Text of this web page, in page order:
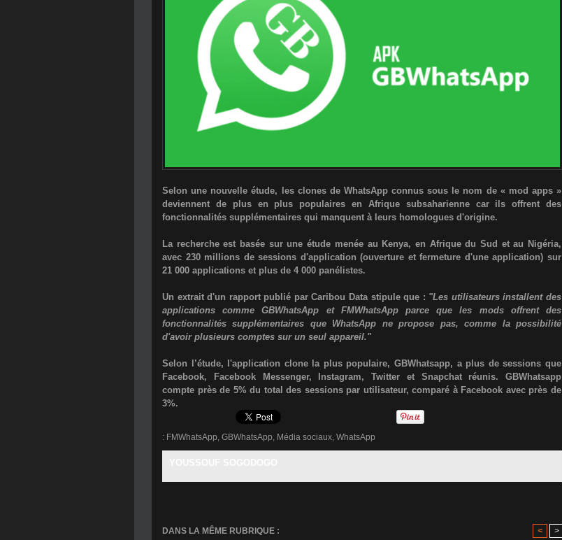
Selon une nouvelle étude, les clones de WhatsApp connus sous le nom de « mod apps»
deviennent de plus en plus populaires en Afrique subsaharienne car ils offrent des
fonctionnalités supplémentaires qui manquent à leurs homologues d'origine.
La recherche est basée sur une étude menée au Kenya, en Afrique du Sud et au Nigéria,
avec 230 millions de sessions d'application (ouverture et fermeture d'une application) sur
21 000 applications et plus de 4 000 panélistes.
Un extrait d'un rapport publié parCaribou Datastipule que : "Les utilisateurs installent des
applications commeGBWhatsApp et FMWhatsAppparce que les mods offrent des
fonctionnalités supplémentaires que WhatsApp ne propose pas, comme la possibilité
d'avoir plusieurs comptes sur un seul appareil."
Selon l’étude, l'application clone la plus populaire, GBWhatsapp, a plus de sessions que
Facebook, Facebook Messenger, Instagram, Twitter et Snapchat réunis. GBWhatsapp
compte près de 5% du total des sessions par utilisateur, comparé à Facebook avec près de
3%.
: FMWhatsApp, GBWhatsApp, Média sociaux, WhatsApp
DANS LA MÊME RUBRIQUE : < >